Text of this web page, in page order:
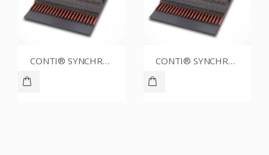
CONTI® SYNCHROBELT 60XL031 CONTI® SYNCHROBELT 54XL019